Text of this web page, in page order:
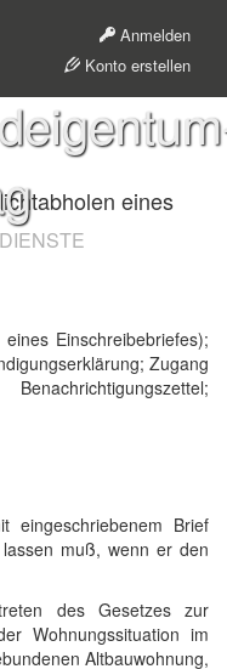
Anmelden
Konto erstellen
eines
Einschreibebriefes);
Zugang
Brief
muß, wenn er den
des Gesetzes zur
Wohnungssituation im
Altbauwohnung,